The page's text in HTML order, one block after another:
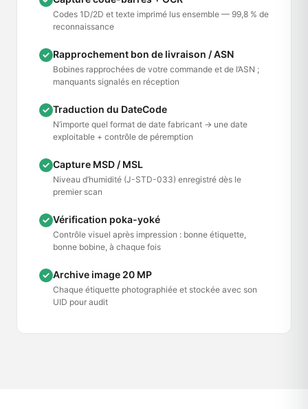
Codes 1D/2D et texte imprimé lus ensemble — 99,8 % de
reconnaissance
Rapprochement bon de livraison / ASN
Bobines rapprochées de votre commande et de l’ASN ;
manquants signalés en réception
Traduction du DateCode
N’importe quel format de date fabricant → une date
exploitable + contrôle de péremption
Capture MSD / MSL
Niveau d’humidité (J-STD-033) enregistré dès le
premier scan
Vérification poka-yoké
Contrôle visuel après impression : bonne étiquette,
bonne bobine, à chaque fois
Archive image 20 MP
Chaque étiquette photographiée et stockée avec son
UID pour audit